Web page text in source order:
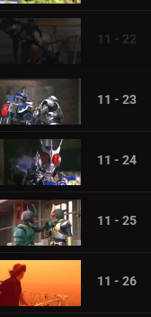
11 - 22
11 - 23
11 - 24
11 - 25
11 - 26